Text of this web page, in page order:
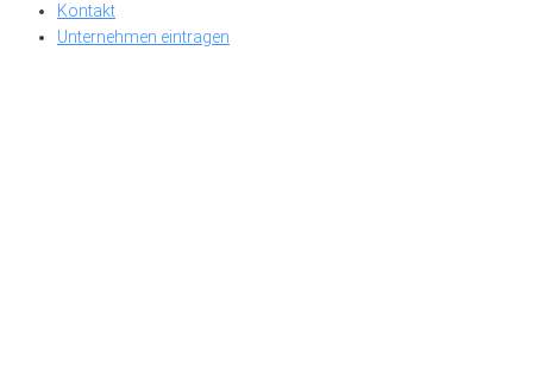
Kontakt
Unternehmen eintragen